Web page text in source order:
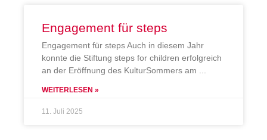
Engagement für steps
Engagement für steps Auch in diesem Jahr
konnte die Stiftung steps for children erfolgreich
an der Eröffnung des KulturSommers am
WEITERLESEN »
11. Juli 2025